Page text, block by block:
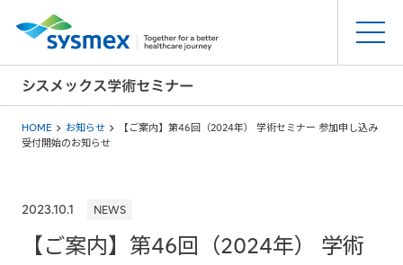
HOME お知らせ
【ご案内】第46回（2024年） 学術セミナー 参加申し込み
受付開始のお知らせ
2023.10.1 NEWS
【ご案内】第46回（2024年） 学術